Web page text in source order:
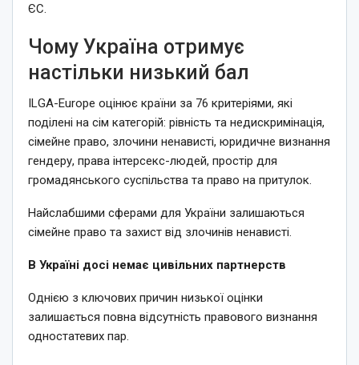
ЄС.
Чому Україна отримує
настільки низький бал
ILGA-Europe оцінює країни за 76 критеріями, які
поділені на сім категорій: рівність та недискримінація,
сімейне право, злочини ненависті, юридичне визнання
гендеру, права інтерсекс-людей, простір для
громадянського суспільства та право на притулок.
Найслабшими сферами для України залишаються
сімейне право та захист від злочинів ненависті.
В Україні досі немає цивільних партнерств
Однією з ключових причин низької оцінки
залишається повна відсутність правового визнання
одностатевих пар.